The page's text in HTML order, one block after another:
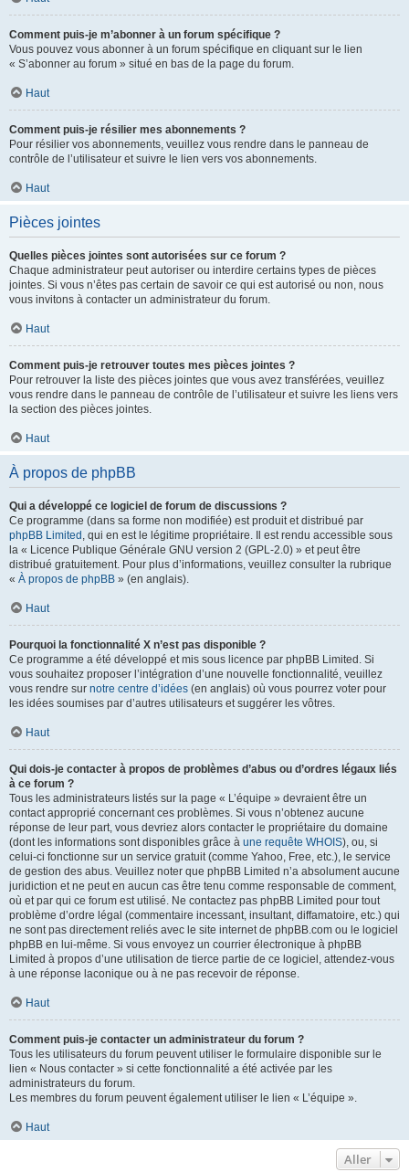
Comment puis-je m’abonner à un forum spécifique ?
Vous pouvez vous abonner à un forum spécifique en cliquant sur le lien
« S’abonner au forum » situé en bas de la page du forum.
Haut
Comment puis-je résilier mes abonnements ?
Pour résilier vos abonnements, veuillez vous rendre dans le panneau de
contrôle de l’utilisateur et suivre le lien vers vos abonnements.
Haut
Pièces jointes
Quelles pièces jointes sont autorisées sur ce forum ?
Chaque administrateur peut autoriser ou interdire certains types de pièces
jointes. Si vous n’êtes pas certain de savoir ce qui est autorisé ou non, nous
vous invitons à contacter un administrateur du forum.
Haut
Comment puis-je retrouver toutes mes pièces jointes ?
Pour retrouver la liste des pièces jointes que vous avez transférées, veuillez
vous rendre dans le panneau de contrôle de l’utilisateur et suivre les liens vers
la section des pièces jointes.
Haut
À propos de phpBB
Qui a développé ce logiciel de forum de discussions ?
Ce programme (dans sa forme non modifiée) est produit et distribué par
phpBB Limited , qui en est le légitime propriétaire. Il est rendu accessible sous
la « Licence Publique Générale GNU version 2 (GPL-2.0) » et peut être
distribué gratuitement. Pour plus d’informations, veuillez consulter la rubrique
« À propos de phpBB » (en anglais).
Haut
Pourquoi la fonctionnalité X n’est pas disponible ?
Ce programme a été développé et mis sous licence par phpBB Limited. Si
vous souhaitez proposer l’intégration d’une nouvelle fonctionnalité, veuillez
vous rendre sur notre centre d’idées (en anglais) où vous pourrez voter pour
les idées soumises par d’autres utilisateurs et suggérer les vôtres.
Haut
Qui dois-je contacter à propos de problèmes d’abus ou d’ordres légaux liés
à ce forum ?
Tous les administrateurs listés sur la page « L’équipe » devraient être un
contact approprié concernant ces problèmes. Si vous n’obtenez aucune
réponse de leur part, vous devriez alors contacter le propriétaire du domaine
(dont les informations sont disponibles grâce à une requête WHOIS), ou, si
celui-ci fonctionne sur un service gratuit (comme Yahoo, Free, etc.), le service
de gestion des abus. Veuillez noter que phpBB Limited n’a absolument aucune
juridiction et ne peut en aucun cas être tenu comme responsable de comment,
où et par qui ce forum est utilisé. Ne contactez pas phpBB Limited pour tout
problème d’ordre légal (commentaire incessant, insultant, diffamatoire, etc.) qui
ne sont pas directement reliés avec le site internet de phpBB.com ou le logiciel
phpBB en lui-même. Si vous envoyez un courrier électronique à phpBB
Limited à propos d’une utilisation de tierce partie de ce logiciel, attendez-vous
à une réponse laconique ou à ne pas recevoir de réponse.
Haut
Comment puis-je contacter un administrateur du forum ?
Tous les utilisateurs du forum peuvent utiliser le formulaire disponible sur le
lien « Nous contacter » si cette fonctionnalité a été activée par les
administrateurs du forum.
Les membres du forum peuvent également utiliser le lien « L’équipe ».
Haut
Aller